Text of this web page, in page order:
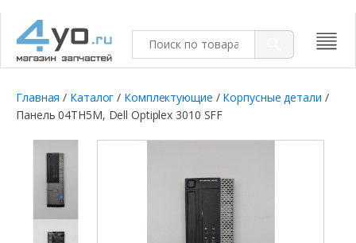
Главная / Каталог / Комплектующие / Корпусные детали /
Панель 04TH5M, Dell Optiplex 3010 SFF